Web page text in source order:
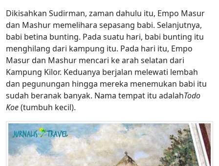
Dikisahkan Sudirman, zaman dahulu itu, Empo Masur
dan Mashur memelihara sepasang babi. Selanjutnya,
babi betina bunting. Pada suatu hari, babi bunting itu
menghilang dari kampung itu. Pada hari itu, Empo
Masur dan Mashur mencari ke arah selatan dari
Kampung Kilor. Keduanya berjalan melewati lembah
dan pegunungan hingga mereka menemukan babi itu
sudah beranak banyak. Nama tempat itu adalahTodo
Koe(tumbuh kecil).